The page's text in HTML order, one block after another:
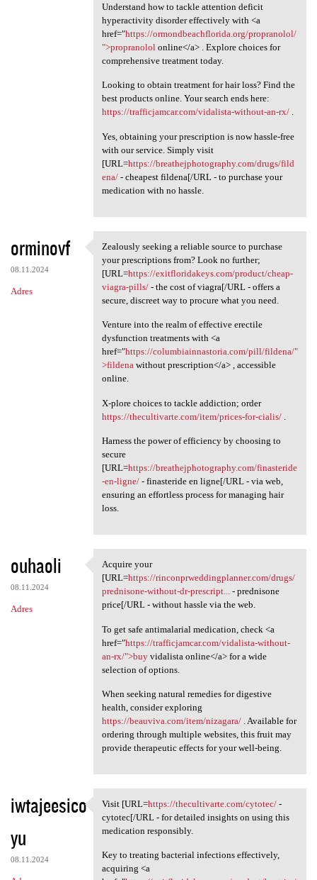
Understand how to tackle attention deficit
hyperactivity disorder effectively with <a
href="https://ormondbeachflorida.org/propranolol/
">propranolol online</a> . Explore choices for
comprehensive treatment today.
Looking to obtain treatment for hair loss? Find the
best products online. Your search ends here:
https://trafficjamcar.com/vidalista-without-an-rx/.
Yes, obtaining your prescription is now hassle-free
with our service. Simply visit
[URL=https://breathejphotography.com/drugs/fild
ena/- cheapest fildena[/URL - to purchase your
medication with no hassle.
orminovf
08.11.2024
Adres
Zealously seeking a reliable
Zealously seeking a reliable source to purchase
your prescriptions from? Look no further;
[URL=https://exitfloridakeys.com/product/cheap-
viagra-pills/- the cost of viagra[/URL - offers a
secure, discreet way to procure what you need.
Venture into the realm of effective erectile
dysfunction treatments with <a
href="https://columbiainnastoria.com/pill/fildena/"
>fildenawithout prescription</a> , accessible
online.
X-plore choices to tackle addiction; order
https://thecultivarte.com/item/prices-for-cialis/.
Harness the power of efficiency by choosing to
secure
[URL=https://breathejphotography.com/finasteride
-en-ligne/- finasteride en ligne[/URL - via web,
ensuring an effortless process for managing hair
loss.
ouhaoli
08.11.2024
Adres
Acquire your [URL=https:/
Acquire your
[URL=https://rinconprweddingplanner.com/drugs/
prednisone-without-dr-prescript...- prednisone
price[/URL - without hassle via the web.
To get safe antimalarial medication, check <a
href="https://trafficjamcar.com/vidalista-without-
an-rx/">buyvidalista online</a> for a wide
selection of options.
When seeking natural remedies for digestive
health, consider exploring
https://beauviva.com/item/nizagara/. Available for
ordering through multiple websites, this fruit may
provide therapeutic effects for your well-being.
iwtajeesico
yu
08.11.2024
Visit [URL=https:/
Visit [URL=https://thecultivarte.com/cytotec/-
cytotec[/URL - for detailed insights on using this
medication responsibly.
Key to treating bacterial infections effectively,
acquiring <a